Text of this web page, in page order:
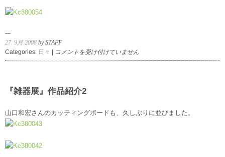
27. 9月 2008 by STAFF
Categories: 日々
『雑
器
品
3
コメントを受け付けていません
『雑器展』作品紹介2
山口和宏さんのカッティングボードも、久しぶりに並びました。